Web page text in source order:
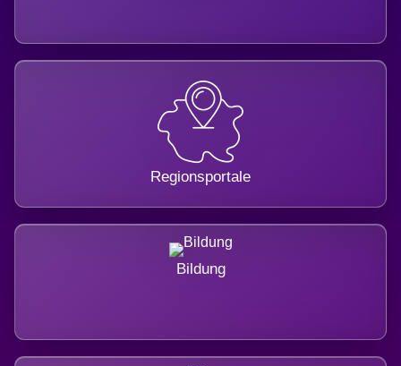
Regionsportale
Bildung